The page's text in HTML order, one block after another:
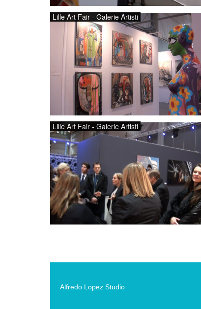
Lille Art Fair - Galerie Artisti
Lille Art Fair - Galerie Artisti
Alfredo Lopez Studio